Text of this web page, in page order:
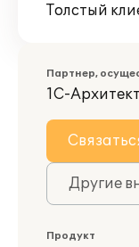
Толстый
Партнер,
1С-
Другие
Продукт